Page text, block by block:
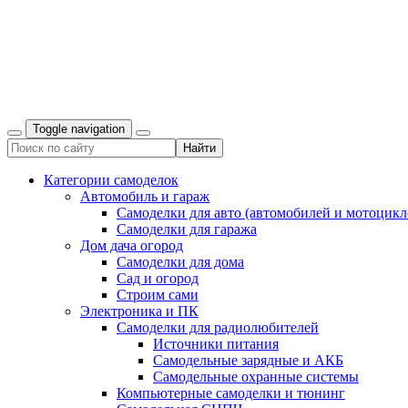
Toggle navigation
Категории самоделок
Автомобиль и гараж
Самоделки для авто (автомобилей и
Самоделки для гаража
Дом дача огород
Самоделки для дома
Сад и огород
Строим сами
Электроника и ПК
Самоделки для радиолюбителей
Источники питания
Самодельные зарядные и АКБ
Самодельные охранные системы
Компьютерные самоделки и тюнинг